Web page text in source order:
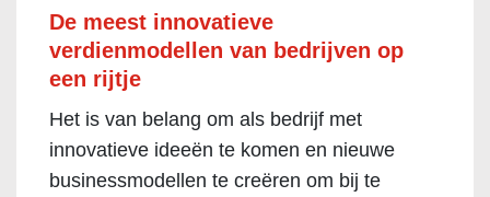
De meest innovatieve
verdienmodellen van bedrijven op
een rijtje
Het is van belang om als bedrijf met
innovatieve ideeën te komen en nieuwe
businessmodellen te creëren om bij te